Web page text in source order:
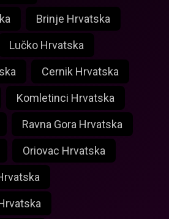
Brinje Hrvatska
Lučko Hrvatska
Cernik Hrvatska
Komletinci Hrvatska
Ravna Gora Hrvatska
Oriovac Hrvatska